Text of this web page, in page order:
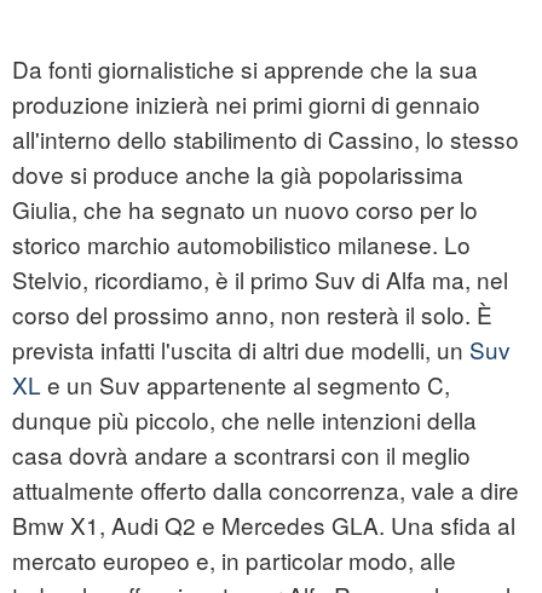
Da fonti giornalistiche si apprende che la sua
produzione inizierà nei primi giorni di gennaio
all'interno dello stabilimento di Cassino, lo stesso
dove si produce anche la già popolarissima
Giulia, che ha segnato un nuovo corso per lo
storico marchio automobilistico milanese. Lo
Stelvio, ricordiamo, è il primo Suv di Alfa ma, nel
corso del prossimo anno, non resterà il solo. È
prevista infatti l'uscita di altri due modelli, un Suv
XL e un Suv appartenente al segmento C,
dunque più piccolo, che nelle intenzioni della
casa dovrà andare a scontrarsi con il meglio
attualmente offerto dalla concorrenza, vale a dire
Bmw X1, Audi Q2 e Mercedes GLA. Una sfida al
mercato europeo e, in particolar modo, alle